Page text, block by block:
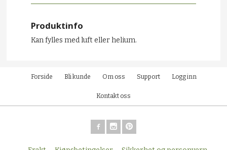
Produktinfo
Kan fylles med luft eller helium.
Forside Bli kunde Om oss Support Logg inn
Kontakt oss